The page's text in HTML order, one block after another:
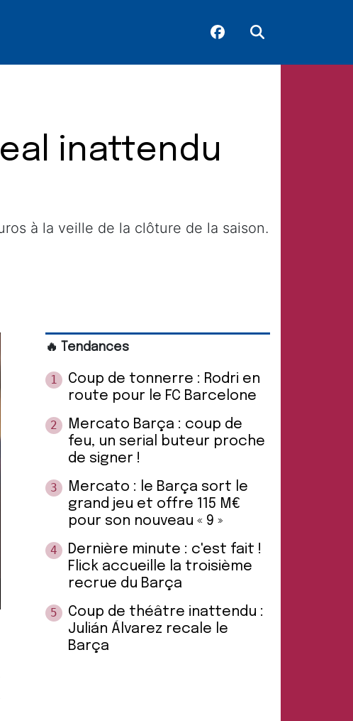
inattendu
à la veille de la clôture de la saison.
🔥 Tendances
1
Coup de tonnerre : Rodri en
route pour le FC Barcelone
2
Mercato Barça : coup de
feu, un serial buteur proche
de signer !
3
Mercato : le Barça sort le
grand jeu et offre 115 M€
pour son nouveau « 9 »
4
Dernière minute : c'est fait !
Flick accueille la troisième
recrue du Barça
5
Coup de théâtre inattendu :
Julián Álvarez recale le
Barça